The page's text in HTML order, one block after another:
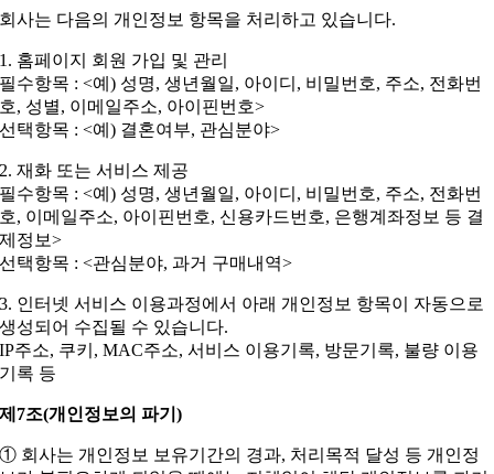
회사는 다음의 개인정보 항목을 처리하고 있습니다.
1. 홈페이지 회원 가입 및 관리
필수항목 : <예) 성명, 생년월일, 아이디, 비밀번호, 주소, 전화번
호, 성별, 이메일주소, 아이핀번호>
선택항목 : <예) 결혼여부, 관심분야>
2. 재화 또는 서비스 제공
필수항목 : <예) 성명, 생년월일, 아이디, 비밀번호, 주소, 전화번
호, 이메일주소, 아이핀번호, 신용카드번호, 은행계좌정보 등 결
제정보>
선택항목 : <관심분야, 과거 구매내역>
3. 인터넷 서비스 이용과정에서 아래 개인정보 항목이 자동으로
생성되어 수집될 수 있습니다.
IP주소, 쿠키, MAC주소, 서비스 이용기록, 방문기록, 불량 이용
기록 등
제7조(개인정보의 파기)
① 회사는 개인정보 보유기간의 경과, 처리목적 달성 등 개인정